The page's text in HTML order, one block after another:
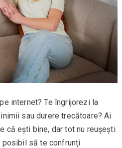
internet? Te îngrijorezi la
sau durere trecătoare? Ai
că ești bine, dar tot nu reușești
să te confrunți